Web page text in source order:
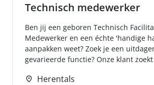
Technisch medewerker
Ben jij een geboren Technisch
Medewerker en een échte 'handige
aanpakken weet? Zoek je een
gevarieerde functie? Onze klant
Herentals